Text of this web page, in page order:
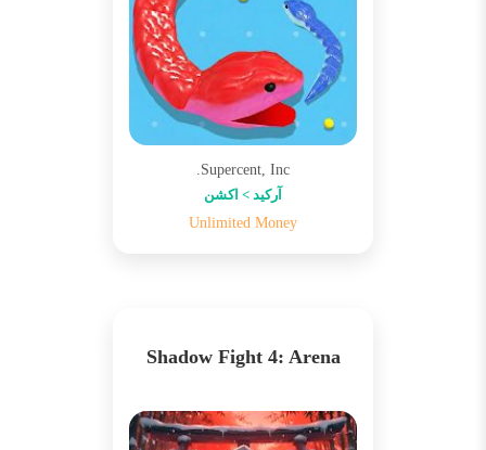
Supercent, Inc.
آرکید > اکشن
Unlimited Money
Shadow Fight 4: Arena